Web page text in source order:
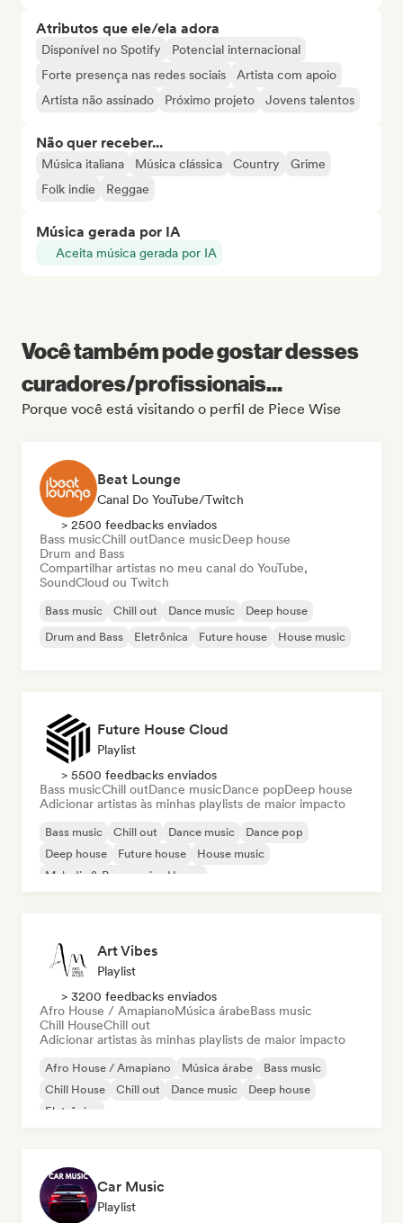
Atributos que ele/ela adora
Disponível no Spotify
Potencial internacional
Forte presença nas redes sociais
Artista com apoio
Artista não assinado
Próximo projeto Jovens talentos
Não quer receber...
Música italiana Música clássica Country
Grime
Folk indie
Reggae
Música gerada por IA
Aceita música gerada por IA
Você também pode gostar desses
curadores/profissionais...
Porque você está visitando o perfil de Piece Wise
Beat Lounge
Canal Do YouTube/Twitch
> 2500 feedbacks enviados
Bass musicChill outDance musicDeep house
Drum and Bass
Compartilhar artistas no meu canal do YouTube,
SoundCloud ou Twitch
Bass music Chill out Dance music
Deep house
Drum and Bass
Eletrônica Future house House music
Future House Cloud
Playlist
> 5500 feedbacks enviados
Bass musicChill outDance musicDance popDeep house
Adicionar artistas às minhas playlists de maior impacto
Bass music Chill out Dance music
Dance pop
Deep house
Future house
House music
Melodic & Progressive House
Art Vibes
Playlist
> 3200 feedbacks enviados
Afro House / AmapianoMúsica árabeBass music
Chill HouseChill out
Adicionar artistas às minhas playlists de maior impacto
Afro House / Amapiano Música árabe
Bass music
Chill House
Chill out Dance music
Deep house
Eletrônica
Car Music
Playlist